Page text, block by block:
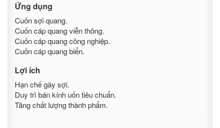
Ứng dụng
Cuốn sợi quang.
Cuốn cáp quang viễn thông.
Cuốn cáp quang công nghiệp.
Cuốn cáp quang biển.
Lợi ích
Hạn chế gãy sợi.
Duy trì bán kính uốn tiêu chuẩn.
Tăng chất lượng thành phẩm.